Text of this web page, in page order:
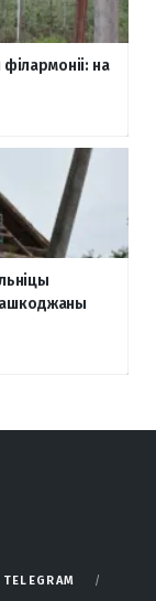
на
TELEGRAM